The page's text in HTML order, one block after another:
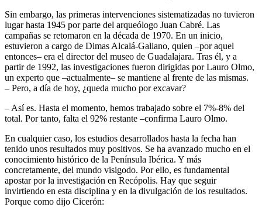
Sin embargo, las primeras intervenciones sistematizadas no tuvieron
lugar hasta 1945 por parte del arqueólogo Juan Cabré. Las
campañas se retomaron en la década de 1970. En un inicio,
estuvieron a cargo de Dimas Alcalá-Galiano, quien –por aquel
entonces– era el director del museo de Guadalajara. Tras él, y a
partir de 1992, las investigaciones fueron dirigidas por Lauro Olmo,
un experto que –actualmente– se mantiene al frente de las mismas.
– Pero, a día de hoy, ¿queda mucho por excavar?
– Así es. Hasta el momento, hemos trabajado sobre el 7%-8% del
total. Por tanto, falta el 92% restante –confirma Lauro Olmo.
En cualquier caso, los estudios desarrollados hasta la fecha han
tenido unos resultados muy positivos. Se ha avanzado mucho en el
conocimiento histórico de la Península Ibérica. Y más
concretamente, del mundo visigodo. Por ello, es fundamental
apostar por la investigación en Recópolis. Hay que seguir
invirtiendo en esta disciplina y en la divulgación de los resultados.
Porque como dijo Cicerón: